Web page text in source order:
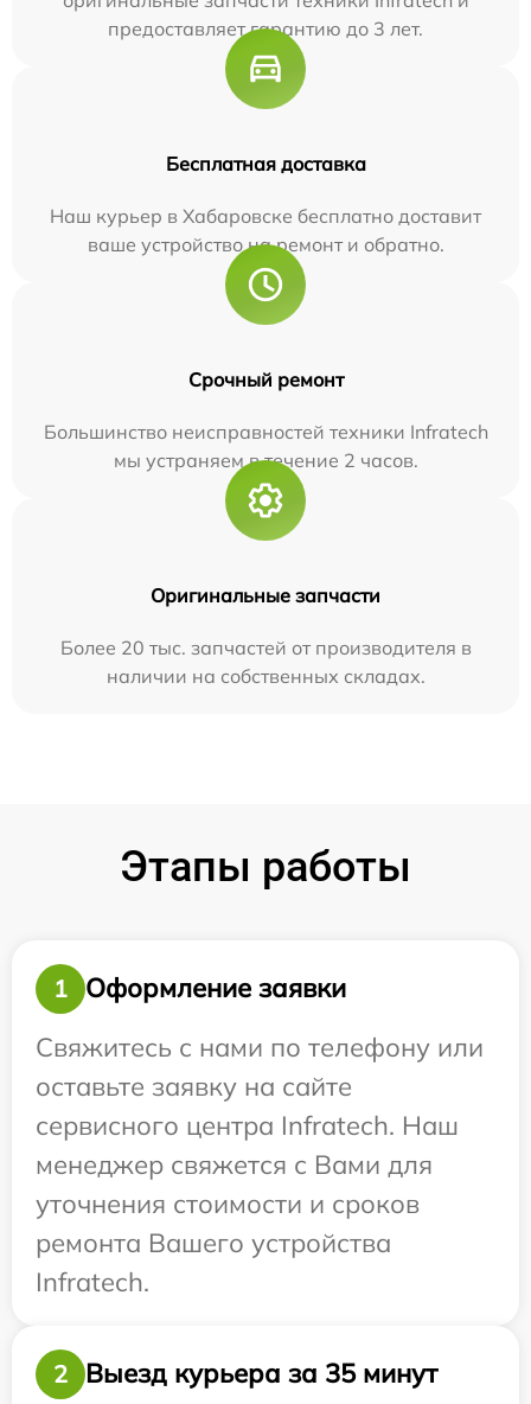
предоставляет гарантию до 3 лет.
Бесплатная доставка
Наш курьер в Хабаровске бесплатно доставит
ваше устройство на ремонт и обратно.
Срочный ремонт
Большинство неисправностей техники Infratech
мы устраняем в течение 2 часов.
Оригинальные запчасти
Более 20 тыс. запчастей от производителя в
наличии на собственных складах.
Этапы работы
1
Оформление заявки
Свяжитесь с нами по телефону или
оставьте заявку на сайте
сервисного центра Infratech. Наш
менеджер свяжется с Вами для
уточнения стоимости и сроков
ремонта Вашего устройства
Infratech.
2 Выезд курьера за 35 минут